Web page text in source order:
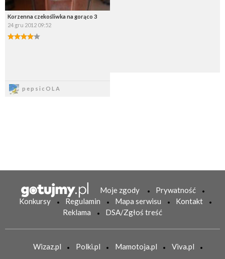
Korzenna czekośliwka na gorąco 3
24 gru 2012 09:52
pepsicOLA
Moje zgody
Prywatność
Konkursy
Regulamin Mapa serwisu
Kontakt
Reklama
DSA/Zgłoś treść
Wizaz.pl Polki.pl Mamotoja.pl
Viva.pl